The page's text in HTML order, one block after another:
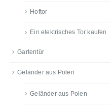
Hoftor
Ein elektrisches Tor kaufen
Gartentür
Geländer aus Polen
Geländer aus Polen